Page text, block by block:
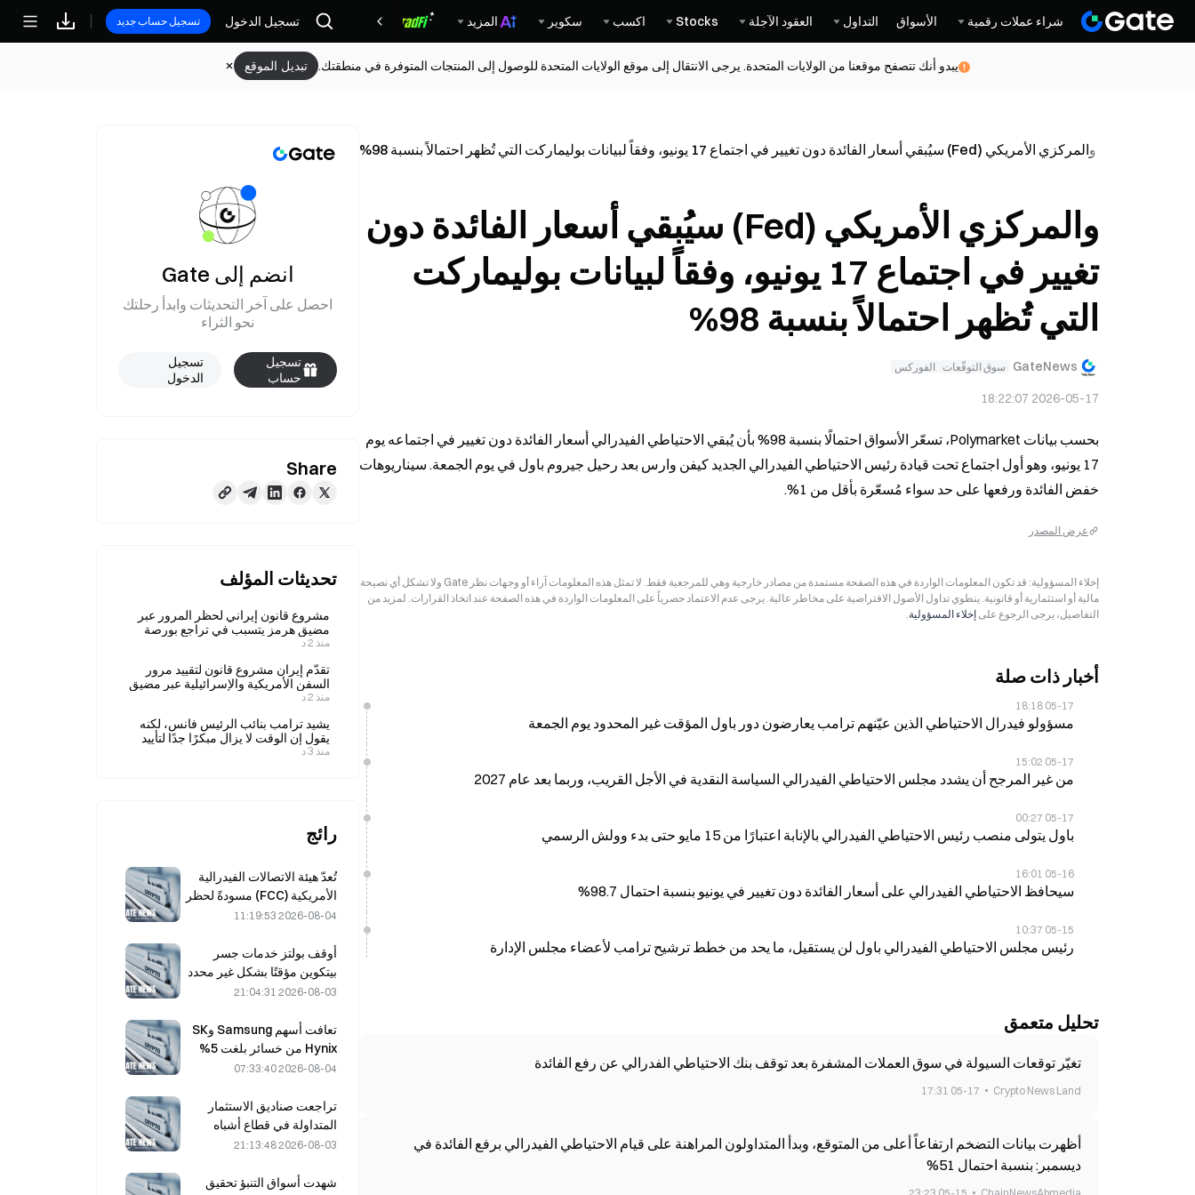
شراء عملات رقمية الأسواق التداول العقود الآجلة Stocks اكسب سكوير المزيد مكافآتتسجيل الدخول تسجيل حساب جديد
يبدو أنك تتصفح موقعنا من الولايات المتحدة. يرجى الانتقال إلى موقع الولايات المتحدة للوصول إلى المنتجات المتوفرة في منطقتك. تبديل الموقع
والمركزي الأمريكي (Fed) سيُبقي أسعار الفائدة دون تغيير في اجتماع 17 يونيو، وفقاً لبيانات بوليماركت التي تُظهر احتمالاً بنسبة 98%
والمركزي الأمريكي (Fed) سيُبقي أسعار الفائدة دون
تغيير في اجتماع 17 يونيو، وفقاً لبيانات بوليماركت
التي تُظهر احتمالاً بنسبة 98%
GateNews سوق التوقّعات الفوركس
2026-05-17 18:22:07
خفض الفائدة ورفعها على حد سواء مُسعّرة بأقل من 1%.
عرض المصدر
إخلاء المسؤولية: قد تكون المعلومات الواردة في هذه الصفحة مستمدة من مصادر خارجية وهي للمرجعية فقط. لا تمثل هذه المعلومات آراء أو وجهات نظر Gate ولا تشكل أي نصيحة
مالية أو استثمارية أو قانونية. ينطوي تداول الأصول الافتراضية على مخاطر عالية. يرجى عدم الاعتماد حصرياً على المعلومات الواردة في هذه الصفحة عند اتخاذ القرارات. لمزيد من
التفاصيل، يرجى الرجوع على إخلاء المسؤولية.
أخبار ذات صلة
05-17 18:18
مسؤولو فيدرال الاحتياطي الذين عيّنهم ترامب يعارضون دور باول المؤقت غير المحدود يوم الجمعة
05-17 15:02
من غير المرجح أن يشدد مجلس الاحتياطي الفيدرالي السياسة النقدية في الأجل القريب، وربما بعد عام 2027
05-17 00:27
باول يتولى منصب رئيس الاحتياطي الفيدرالي بالإنابة اعتبارًا من 15 مايو حتى بدء وولش الرسمي
05-16 16:01
سيحافظ الاحتياطي الفيدرالي على أسعار الفائدة دون تغيير في يونيو بنسبة احتمال 98.7%
05-15 10:37
رئيس مجلس الاحتياطي الفيدرالي باول لن يستقيل، ما يحد من خطط ترشيح ترامب لأعضاء مجلس الإدارة
تحليل متعمق
تغيّر توقعات السيولة في سوق العملات المشفرة بعد توقف بنك الاحتياطي الفدرالي عن رفع الفائدة
Crypto News Land
05-17 17:31
أظهرت بيانات التضخم ارتفاعاً أعلى من المتوقع، وبدأ المتداولون المراهنة على قيام الاحتياطي الفيدرالي برفع الفائدة في
ديسمبر: بنسبة احتمال 51%
انضم إلى Gate
احصل على آخر التحديثات وابدأ رحلتك
نحو الثراء
تسجيل
حساب
تسجيل
الدخول
Share
تحديثات المؤلف
مشروع قانون إيراني لحظر المرور عبر
مضيق هرمز يتسبب في تراجع بورصة
نيويورك؛ وانخفاض مؤشر داو جونز بنسبة
منذ 2 د
تقدّم إيران مشروع قانون لتقييد مرور
السفن الأمريكية والإسرائيلية عبر مضيق
هرمز؛ وارتفع سعر خام برنت بنسبة
منذ 2 د
يشيد ترامب بنائب الرئيس فانس، لكنه
يقول إن الوقت لا يزال مبكرًا جدًا لتأييد
ترشحه في عام 2028.
منذ 3 د
رائج
تُعدّ هيئة الاتصالات الفيدرالية
الأمريكية (FCC) مسودةً لحظر
الوحدات البصرية الصينية في
تأثر الحصة السوقية لشركة
Xinyuan بنسبة 27%
2026-08-04 11:19:53
أوقف بولتز خدمات جسر
بيتكوين مؤقتًا بشكل غير محدد
بعد هجمات مدعومة بالذكاء
2026-08-03 21:04:31
تعافت أسهم Samsung وSK
Hynix من خسائر بلغت 5%
بفضل مشتريات المستثمرين
2026-08-04 07:33:40
تراجعت صناديق الاستثمار
المتداولة في قطاع أشباه
الموصلات TOP2 في كوريا
الشهر الماضي، مع عكس
2026-08-03 21:13:48
شهدت أسواق التنبؤ تحقيق